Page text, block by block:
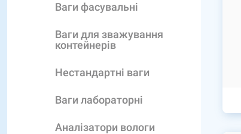
Ваги фасувальні
Ваги для зважування
контейнерів
Нестандартні ваги
Ваги лабораторні
Аналізатори вологи